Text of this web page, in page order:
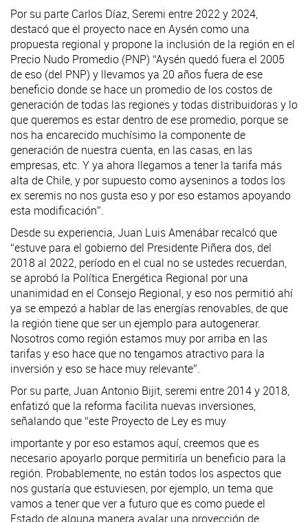
Por su parte Carlos Díaz, Seremi entre 2022 y 2024,
destacó que el proyecto nace en Aysén como una
propuesta regional y propone la inclusión de la región en el
Precio Nudo Promedio (PNP) “Aysén quedó fuera el 2005
de eso (del PNP) y llevamos ya 20 años fuera de ese
beneficio donde se hace un promedio de los costos de
generación de todas las regiones y todas distribuidoras y lo
que queremos es estar dentro de ese promedio, porque se
nos ha encarecido muchísimo la componente de
generación de nuestra cuenta, en las casas, en las
empresas, etc. Y ya ahora llegamos a tener la tarifa más
alta de Chile, y por supuesto como ayseninos a todos los
ex seremis no nos gusta eso y por eso estamos apoyando
esta modificación”.
Desde su experiencia, Juan Luis Amenábar recalcó que
“estuve para el gobierno del Presidente Piñera dos, del
2018 al 2022, período en el cual no se ustedes recuerdan,
se aprobó la Política Energética Regional por una
unanimidad en el Consejo Regional, y eso nos permitió ahí
ya se empezó a hablar de las energías renovables, de que
la región tiene que ser un ejemplo para autogenerar.
Nosotros como región estamos muy por arriba en las
tarifas y eso hace que no tengamos atractivo para la
inversión y eso se hace muy relevante”.
Por su parte, Juan Antonio Bijit, seremi entre 2014 y 2018,
enfatizó que la reforma facilita nuevas inversiones,
señalando que “este Proyecto de Ley es muy
importante y por eso estamos aquí, creemos que es
necesario apoyarlo porque permitiría un beneficio para la
región. Probablemente, no están todos los aspectos que
nos gustaría que estuviesen, por ejemplo, un tema que
vamos a tener que ver a futuro que es como puede el
Estado de alguna manera avalar una proyección de